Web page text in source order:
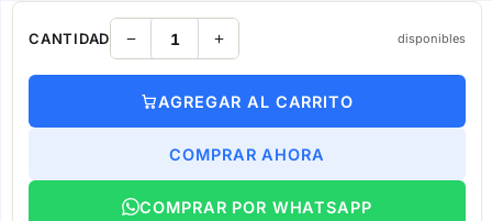
CANTIDAD disponibles
AGREGAR AL CARRITO
COMPRAR AHORA
COMPRAR POR WHATSAPP